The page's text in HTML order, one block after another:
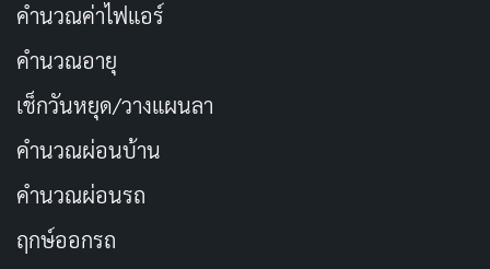
คำนวณค่าไฟแอร์
คำนวณอายุ
เช็กวันหยุด/วางแผนลา
คำนวณผ่อนบ้าน
คำนวณผ่อนรถ
ฤกษ์ออกรถ